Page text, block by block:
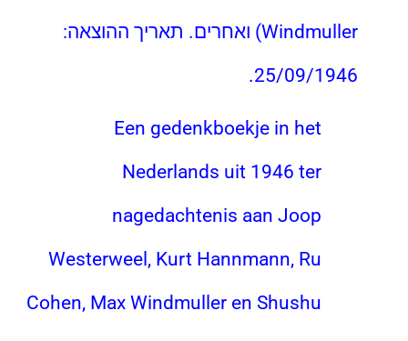
Windmuller) ואחרים. תאריך ההוצאה:
25/09/1946.
Een gedenkboekje in het
Nederlands uit 1946 ter
nagedachtenis aan Joop
Westerweel, Kurt Hannmann, Ru
Cohen, Max Windmuller en Shushu